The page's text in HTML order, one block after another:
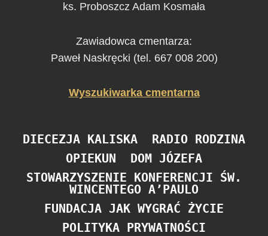
ks. Proboszcz Adam Kosmała
Zawiadowca cmentarza:
Paweł Naskręcki (tel. 667 008 200)
Wyszukiwarka cmentarna
DIECEZJA KALISKA
RADIO RODZINA
OPIEKUN
DOM JÓZEFA
STOWARZYSZENIE KONFERENCJI ŚW.
WINCENTEGO A’PAULO
FUNDACJA JAK WYGRAĆ ŻYCIE
POLITYKA PRYWATNOŚCI